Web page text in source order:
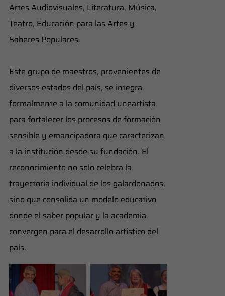
Artes Audiovisuales, Literatura, Música,
Teatro, Educación para las Artes y
Saberes Populares.
​Este grupo de maestros, provenientes de
diversos estados del país, se integra
formalmente a la comunidad uneartista
para fortalecer los procesos de formación
sensible y emancipadora que caracterizan
a la institución desde su fundación. El
reconocimiento no solo celebra la
trayectoria individual de los galardonados,
sino que consolida un modelo educativo
donde el saber popular y la academia
convergen para el desarrollo artístico del
país.
Maestro
Honorario Ramón
Maestra
Honoraria Igar